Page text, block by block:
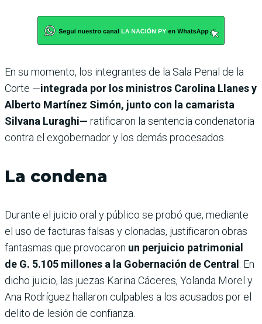
En su momento, los integrantes de la Sala Penal de la
Corte —integrada por los ministros Carolina Llanes y
Alberto Martínez Simón, junto con la camarista
Silvana Luraghi— ratificaron la sentencia condenatoria
contra el exgobernador y los demás procesados.
La condena
Durante el juicio oral y público se probó que, mediante
el uso de facturas falsas y clonadas, justificaron obras
fantasmas que provocaron un perjuicio patrimonial
de G. 5.105 millones a la Gobernación de Central . En
dicho juicio, las juezas Karina Cáceres, Yolanda Morel y
Ana Rodríguez hallaron culpables a los acusados por el
delito de lesión de confianza.